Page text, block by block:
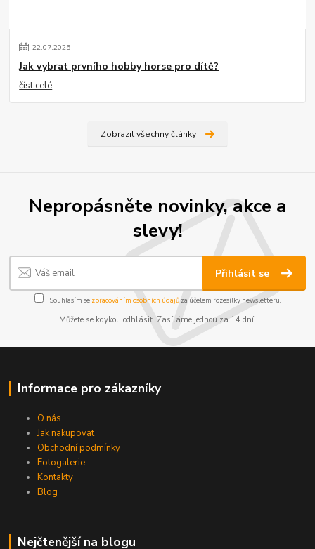
22.07.2025
Jak vybrat prvního hobby horse pro dítě?
číst celé
Zobrazit všechny články
Nepropásněte novinky, akce a
slevy!
Přihlásit se
Souhlasím se zpracováním osobních údajůza účelem rozesílky newsletteru.
Můžete se kdykoli odhlásit. Zasíláme jednou za 14 dní.
Informace pro zákazníky
O nás
Jak nakupovat
Obchodní podmínky
Fotogalerie
Kontakty
Blog
Nejčtenější na blogu